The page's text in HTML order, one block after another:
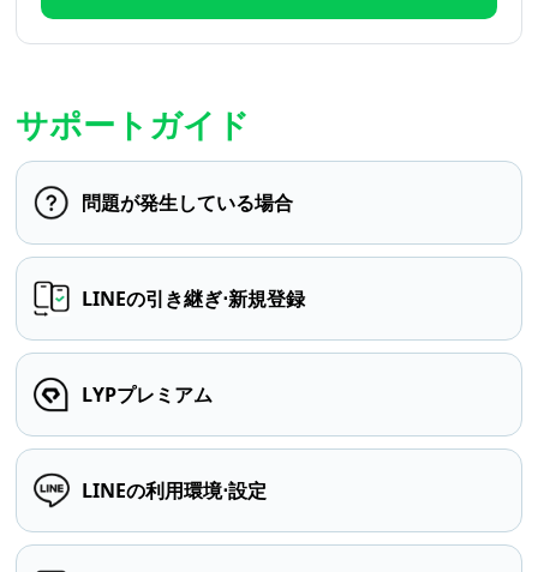
サポートガイド
問題が発生している場合
LINEの引き継ぎ⋅新規登録
LYPプレミアム
LINEの利用環境⋅設定